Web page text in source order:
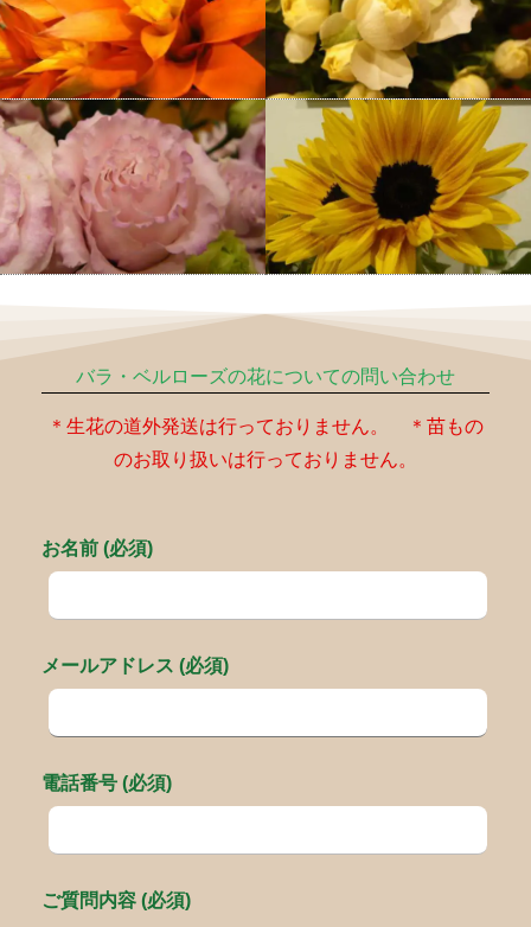
バラ・ベルローズの花についての問い合わせ
＊生花の道外発送は行っておりません。 ＊苗もの
のお取り扱いは行っておりません。
お名前 (必須)
メールアドレス (必須)
電話番号 (必須)
ご質問内容 (必須)